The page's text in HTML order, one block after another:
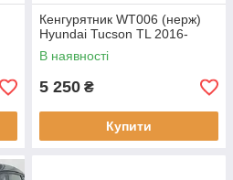
Кенгурятник WT006 (нерж)
Hyundai Tucson TL 2016-
В наявності
5 250 ₴
Купити